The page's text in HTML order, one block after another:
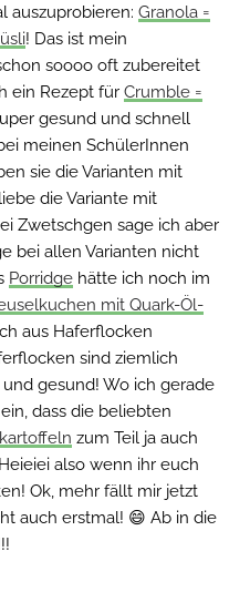
auszuprobieren: Granola =
! Das ist mein
soooo oft zubereitet
ein Rezept für Crumble =
gesund und schnell
meinen SchülerInnen
sie die Varianten mit
die Variante mit
Zwetschgen sage ich aber
bei allen Varianten nicht
Porridge hätte ich noch im
mit Quark-Öl-
aus Haferflocken
sind ziemlich
gesund! Wo ich gerade
dass die beliebten
zum Teil ja auch
also wenn ihr euch
Ok, mehr fällt mir jetzt
auch erstmal! 😄 Ab in die